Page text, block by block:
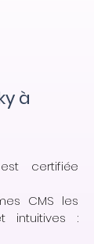
à
certifiée
CMS les
intuitives :